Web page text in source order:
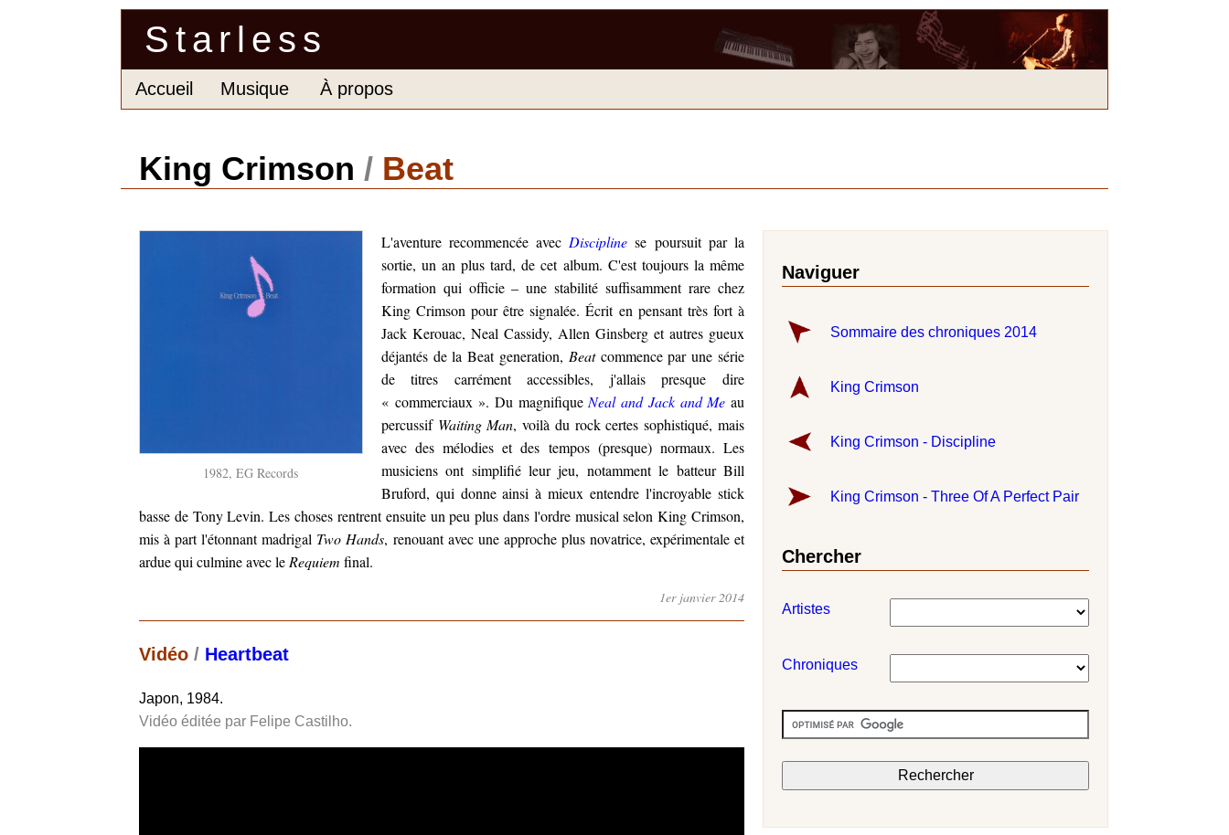
Starless
Accueil Musique À propos
King Crimson / Beat
1982, EG Records
L'aventure recommencée avec Discipline se poursuit par la
sortie, un an plus tard, de cet album. C'est toujours la même
formation qui officie – une stabilité suffisamment rare chez
King Crimson pour être signalée. Écrit en pensant très fort à
Jack Kerouac, Neal Cassidy, Allen Ginsberg et autres gueux
déjantés de la Beat generation, Beatcommence par une série
de titres carrément accessibles, j'allais presque dire
« commerciaux ». Du magnifique Neal and Jack and Me au
percussif Waiting Man, voilà du rock certes sophistiqué, mais
avec des mélodies et des tempos (presque) normaux. Les
musiciens ont simplifié leur jeu, notamment le batteur Bill
Bruford, qui donne ainsi à mieux entendre l'incroyable stick
basse de Tony Levin. Les choses rentrent ensuite un peu plus dans l'ordre musical selon King Crimson,
mis à part l'étonnant madrigal Two Hands, renouant avec une approche plus novatrice, expérimentale et
ardue qui culmine avec le Requiem final.
1er janvier 2014
Vidéo / Heartbeat
Japon, 1984.
Vidéo éditée par Felipe Castilho.
Naviguer
Sommaire des chroniques 2014
King Crimson
King Crimson - Discipline
King Crimson - Three Of A Perfect Pair
Chercher
Artistes
Chroniques